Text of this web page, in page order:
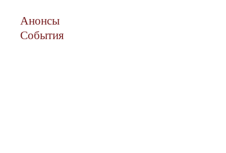
Анонсы
События